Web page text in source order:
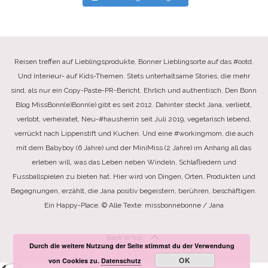
Reisen treffen auf Lieblingsprodukte, Bonner Lieblingsorte auf das #ootd.
Und Interieur- auf Kids-Themen. Stets unterhaltsame Stories, die mehr
sind, als nur ein Copy-Paste-PR-Bericht. Ehrlich und authentisch. Den Bonn
Blog MissBonn(e)Bonn(e) gibt es seit 2012. Dahinter steckt Jana, verliebt,
verlobt, verheiratet, Neu-#hausherrin seit Juli 2019, vegetarisch lebend,
verrückt nach Lippenstift und Kuchen. Und eine #workingmom, die auch
mit dem Babyboy (6 Jahre) und der MiniMiss (2 Jahre) im Anhang all das
erleben will, was das Leben neben Windeln, Schlafliedern und
Fussballspielen zu bieten hat. Hier wird von Dingen, Orten, Produkten und
Begegnungen, erzählt, die Jana positiv begeistern, berühren, beschäftigen.
Ein Happy-Place. © Alle Texte: missbonnebonne / Jana
Back to top
Durch die weitere Nutzung der Seite stimmst du der Verwendung
von Cookies zu.Datenschutz OK